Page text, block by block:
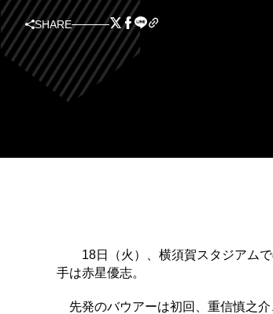
SHARE
18日（火）、横須賀スタジアムで
手は赤星優志。
先発のバウアーは初回、重信慎之介